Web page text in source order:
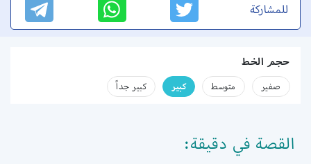
للمشاركة
حجم الخط
صفير متوسط كبير كبير جداً
القصة في دقيقة: